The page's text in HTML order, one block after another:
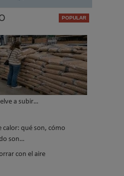
a subir…
calor: qué son, cómo
son…
con el aire